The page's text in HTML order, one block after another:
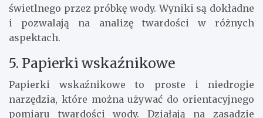
świetlnego przez próbkę wody. Wyniki są dokładne
i pozwalają na analizę twardości w różnych
aspektach.
5. Papierki wskaźnikowe
Papierki wskaźnikowe to proste i niedrogie
narzędzia, które można używać do orientacyjnego
pomiaru twardości wody. Działają na zasadzie